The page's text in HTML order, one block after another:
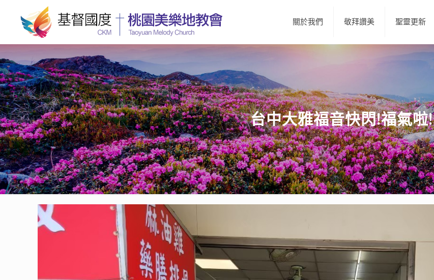
關於我們 敬拜讚美 聖靈更新
台中大雅福音快閃!福氣啦!